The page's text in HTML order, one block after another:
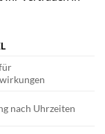
nach Uhrzeiten